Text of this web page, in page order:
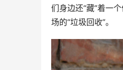
们身边还“藏”着一
场的“垃圾回收”。